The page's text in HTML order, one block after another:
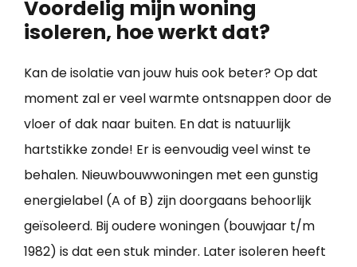
Voordelig mijn woning
isoleren, hoe werkt dat?
Kan de isolatie van jouw huis ook beter? Op dat
moment zal er veel warmte ontsnappen door de
vloer of dak naar buiten. En dat is natuurlijk
hartstikke zonde! Er is eenvoudig veel winst te
behalen. Nieuwbouwwoningen met een gunstig
energielabel (A of B) zijn doorgaans behoorlijk
geïsoleerd. Bij oudere woningen (bouwjaar t/m
1982) is dat een stuk minder. Later isoleren heeft